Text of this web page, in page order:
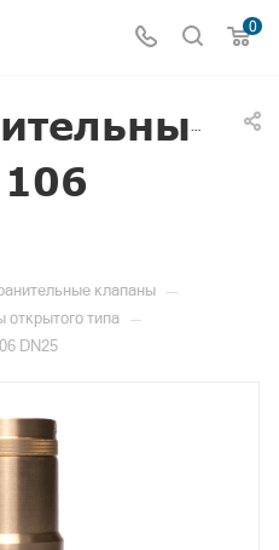
0
клапаны —
открытого типа —
DN25